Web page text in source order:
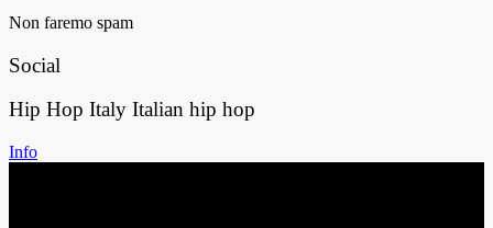
Non faremo spam
Social
Hip Hop Italy Italian hip hop
Info